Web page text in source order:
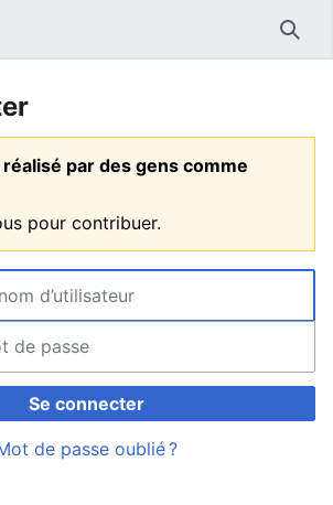
par des gens comme
pour contribuer.
Se connecter
de passe oublié ?